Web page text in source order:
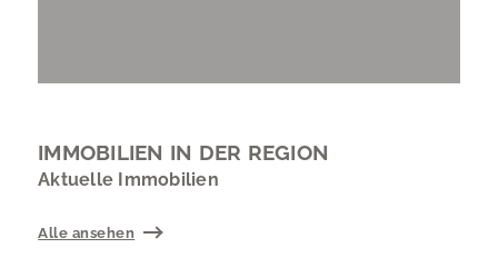
IMMOBILIEN IN DER REGION
Aktuelle Immobilien
Alle ansehen